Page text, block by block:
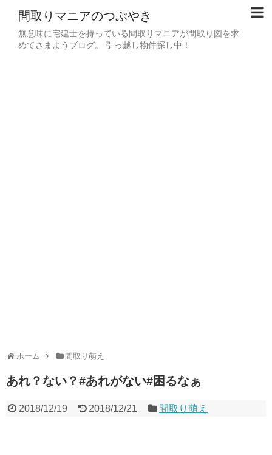
間取りマニアのつぶやき
無意味に宅建士を持っている間取りマニアが間取り図を求
めてさまようブログ。 引っ越し物件探し中！
ホーム 間取り萌え
あれ？ない？#あれがない#困るなぁ
2018/12/19 2018/12/21 間取り萌え